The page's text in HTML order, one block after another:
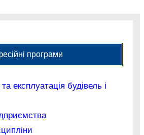
програми
експлуатація будівель і